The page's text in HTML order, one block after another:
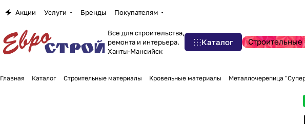
Акции Услуги Бренды Покупателям
Все для строительства,
ремонта и интерьера.
Ханты-Мансийск
Каталог Строительные
Главная Каталог Строительные материалы Кровельные материалы Металлочерепица